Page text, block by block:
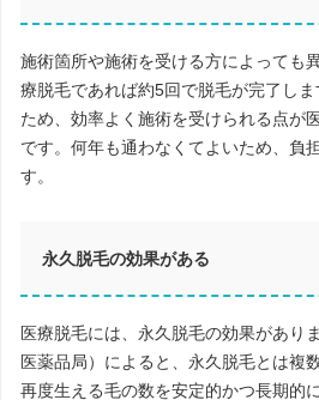
施術箇所や施術を受ける方によっても
療脱毛であれば約5回で脱毛が完了し
ため、効率よく施術を受けられる点が
です。何年も通わなくてよいため、負
す。
永久脱毛の効果がある
医療脱毛には、永久脱毛の効果があり
医薬品局）によると、永久脱毛とは複
再度生える毛の数を安定的かつ長期的